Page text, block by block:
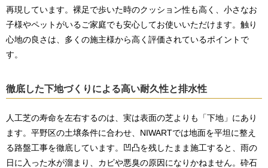
再現しています。裸足で歩いた時のクッション性も高く、小さなお
子様やペットがいるご家庭でも安心してお使いいただけます。触り
心地の良さは、多くの施主様から高く評価されているポイントで
す。
徹底した下地づくりによる高い耐久性と排水性
人工芝の寿命を左右するのは、実は表面の芝よりも「下地」にあり
ます。平野区の土壌条件に合わせ、NIWARTでは地面を平坦に整え
る路盤工事を徹底しています。凹凸を残したまま施工すると、雨の
日に入った水が溜まり、カビや悪臭の原因になりかねません。砕石